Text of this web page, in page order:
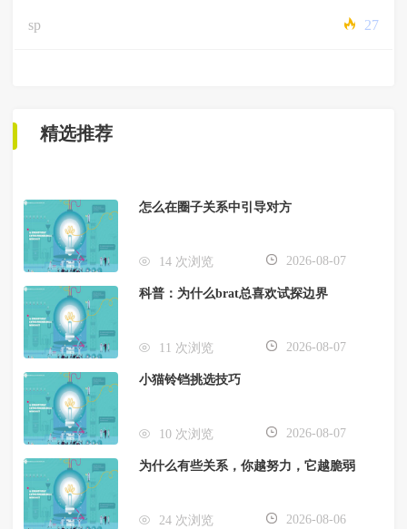
sp 27
精选推荐
怎么在圈子关系中引导对方
14 次浏览 2026-08-07
科普：为什么brat总喜欢试探边界
11 次浏览 2026-08-07
小猫铃铛挑选技巧
10 次浏览 2026-08-07
为什么有些关系，你越努力，它越脆弱
24 次浏览 2026-08-06